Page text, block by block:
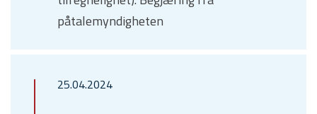
påtalemyndigheten
25.04.2024